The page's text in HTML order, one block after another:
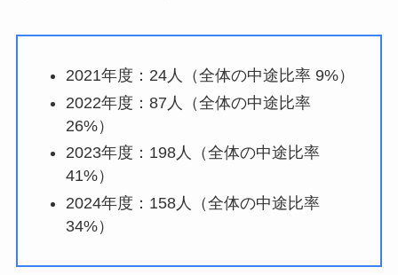
2021年度：24人（全体の中途比率 9%）
2022年度：87人（全体の中途比率
26%）
2023年度：198人（全体の中途比率
41%）
2024年度：158人（全体の中途比率
34%）